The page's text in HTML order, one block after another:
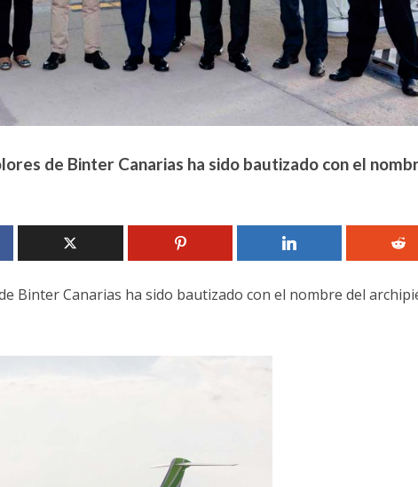
de Binter Canarias ha sido bautizado con el
Binter Canarias ha sido bautizado con el nombre del